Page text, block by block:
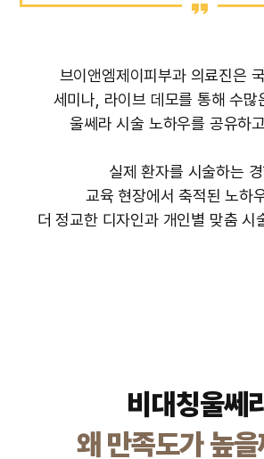
브이앤엠제이피부과 의료진은
세미나, 라이브 데모를 통해 수많
울쎄라 시술 노하우를 공유하
실제 환자를 시술하는
교육 현장에서 축적된 노하
더 정교한 디자인과 개인별 맞춤 시
비대칭울쎄
왜 만족도가 높